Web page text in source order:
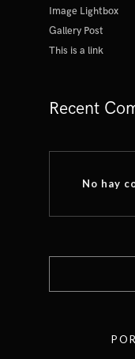
Image Lightbox
Gallery Post
This is a link
Recent
No hay